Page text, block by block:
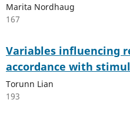
Marita Nordhaug
167
Variables influencing
accordance with
Torunn Lian
193